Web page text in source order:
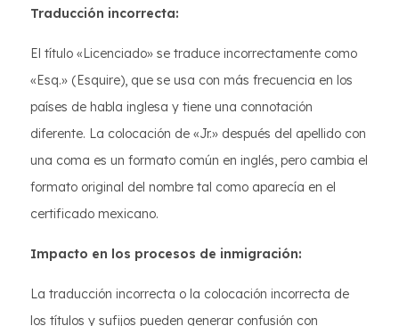
Traducción incorrecta:
El título «Licenciado» se traduce incorrectamente como
«Esq.» (Esquire), que se usa con más frecuencia en los
países de habla inglesa y tiene una connotación
diferente. La colocación de «Jr.» después del apellido con
una coma es un formato común en inglés, pero cambia el
formato original del nombre tal como aparecía en el
certificado mexicano.
Impacto en los procesos de inmigración:
La traducción incorrecta o la colocación incorrecta de
los títulos y sufijos pueden generar confusión con